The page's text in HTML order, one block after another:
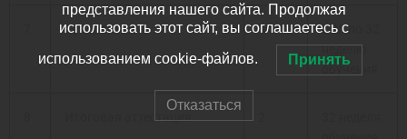
Супервизия 34
с 28 по 32
неделю
обучения
Итоговая аттестация
представления нашего сайта. Продолжая
использовать этот сайт, вы соглашаетесь с
использованием cookie-файлов. Принять
Отказаться